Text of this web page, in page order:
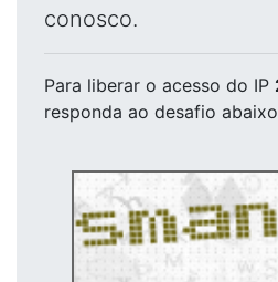
conosco.
Para liberar o acesso do IP
responda ao desafio